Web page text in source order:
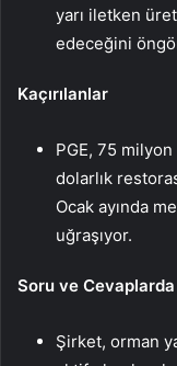
yarı iletken
edeceğini
Kaçırılanlar
PGE, 75
dolarlık
Ocak ayında
uğraşıyor.
Soru ve Cevaplarda
Şirket, orman